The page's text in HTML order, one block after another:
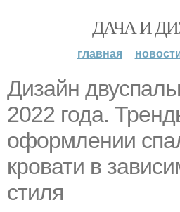
ДАЧА И
главная
Дизайн
2022 года.
оформлении
кровати в
стиля